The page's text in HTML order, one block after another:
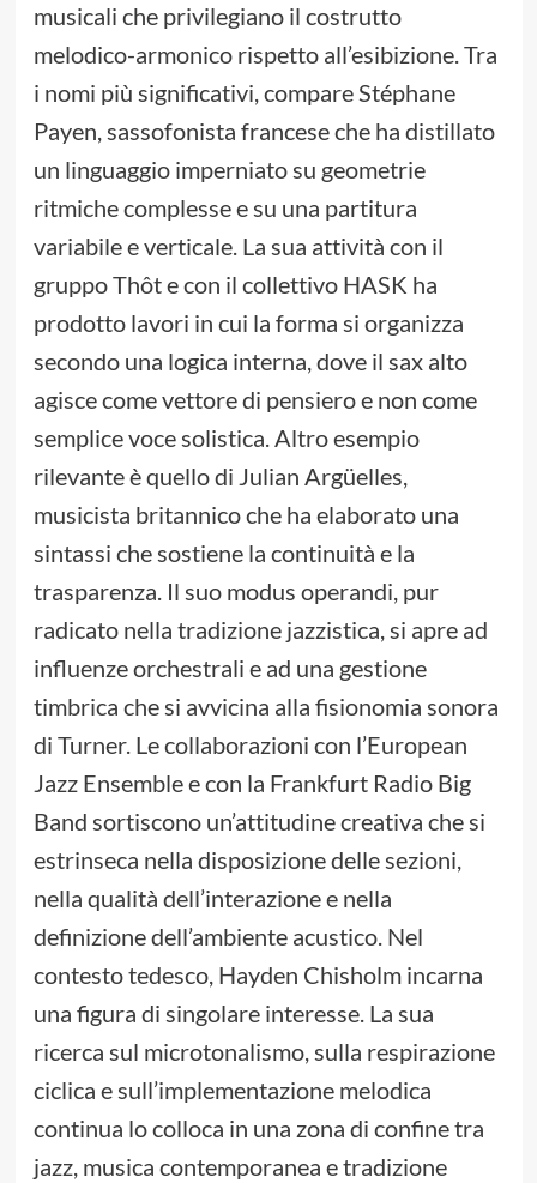
musicali che privilegiano il costrutto
melodico-armonico rispetto all’esibizione. Tra
i nomi più significativi, compare Stéphane
Payen, sassofonista francese che ha distillato
un linguaggio imperniato su geometrie
ritmiche complesse e su una partitura
variabile e verticale. La sua attività con il
gruppo Thôt e con il collettivo HASK ha
prodotto lavori in cui la forma si organizza
secondo una logica interna, dove il sax alto
agisce come vettore di pensiero e non come
semplice voce solistica. Altro esempio
rilevante è quello di Julian Argüelles,
musicista britannico che ha elaborato una
sintassi che sostiene la continuità e la
trasparenza. Il suo modus operandi, pur
radicato nella tradizione jazzistica, si apre ad
influenze orchestrali e ad una gestione
timbrica che si avvicina alla fisionomia sonora
di Turner. Le collaborazioni con l’European
Jazz Ensemble e con la Frankfurt Radio Big
Band sortiscono un’attitudine creativa che si
estrinseca nella disposizione delle sezioni,
nella qualità dell’interazione e nella
definizione dell’ambiente acustico. Nel
contesto tedesco, Hayden Chisholm incarna
una figura di singolare interesse. La sua
ricerca sul microtonalismo, sulla respirazione
ciclica e sull’implementazione melodica
continua lo colloca in una zona di confine tra
jazz, musica contemporanea e tradizione